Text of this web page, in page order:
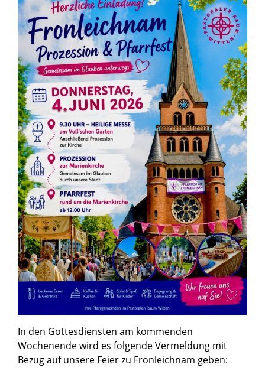
In den Gottesdiensten am kommenden
Wochenende wird es folgende Vermeldung mit
Bezug auf unsere Feier zu Fronleichnam geben: